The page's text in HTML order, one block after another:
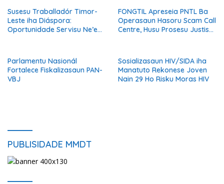
Susesu Traballadór Timor-
Leste iha Diáspora:
Oportunidade Servisu Ne’ebé
Nasaun
FONGTIL Apreseia PNTL Ba
Operasaun Hasoru Scam Call
Centre, Husu Prosesu Justisa
Parlamentu Nasionál
Fortalece Fiskalizasaun PAN-
VBJ
Sosializasaun HIV/SIDA iha
Manatuto Rekonese Joven
Nain 29 Ho Risku Moras HIV
PUBLISIDADE MMDT